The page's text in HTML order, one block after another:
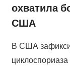
охватила
США
В США